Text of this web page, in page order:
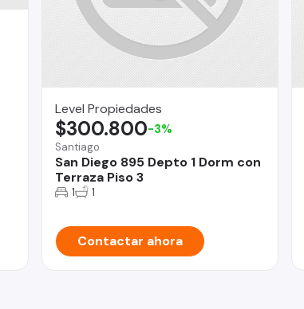
Level Propiedades
Santiago
San Diego 895 Depto 1 Dorm con
Terraza Piso 3
$300.800-3%
1 1
Contactar ahora